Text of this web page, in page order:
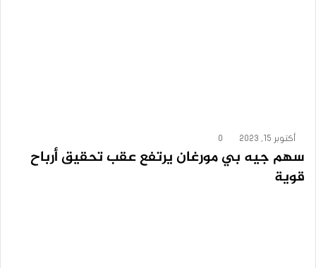
أكتوبر 15, 2023 0
سهم جيه بي مورغان يرتفع عقب تحقيق أرباح
قوية